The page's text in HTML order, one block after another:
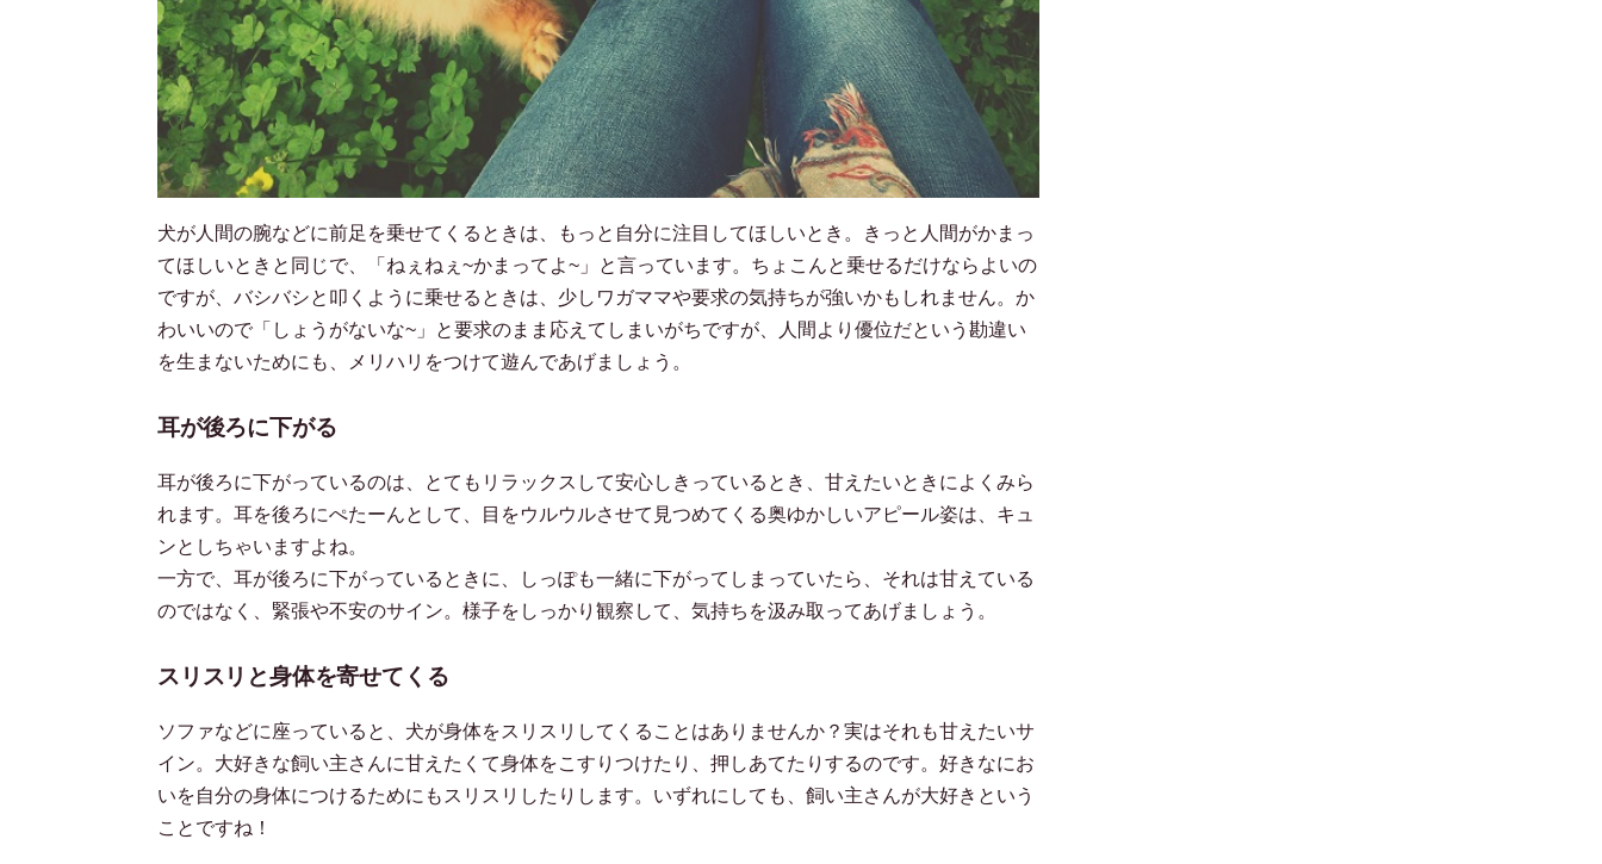
犬が人間の腕などに前足を乗せてくるときは、もっと自分に注目してほしいとき。きっと人間がかまっ
てほしいときと同じで、「ねぇねぇ~かまってよ~」と言っています。ちょこんと乗せるだけならよいの
ですが、バシバシと叩くように乗せるときは、少しワガママや要求の気持ちが強いかもしれません。か
わいいので「しょうがないな~」と要求のまま応えてしまいがちですが、人間より優位だという勘違い
を生まないためにも、メリハリをつけて遊んであげましょう。
耳が後ろに下がる
耳が後ろに下がっているのは、とてもリラックスして安心しきっているとき、甘えたいときによくみら
れます。耳を後ろにぺたーんとして、目をウルウルさせて見つめてくる奥ゆかしいアピール姿は、キュ
ンとしちゃいますよね。
一方で、耳が後ろに下がっているときに、しっぽも一緒に下がってしまっていたら、それは甘えている
のではなく、緊張や不安のサイン。様子をしっかり観察して、気持ちを汲み取ってあげましょう。
スリスリと身体を寄せてくる
ソファなどに座っていると、犬が身体をスリスリしてくることはありませんか？実はそれも甘えたいサ
イン。大好きな飼い主さんに甘えたくて身体をこすりつけたり、押しあてたりするのです。好きなにお
いを自分の身体につけるためにもスリスリしたりします。いずれにしても、飼い主さんが大好きという
ことですね！